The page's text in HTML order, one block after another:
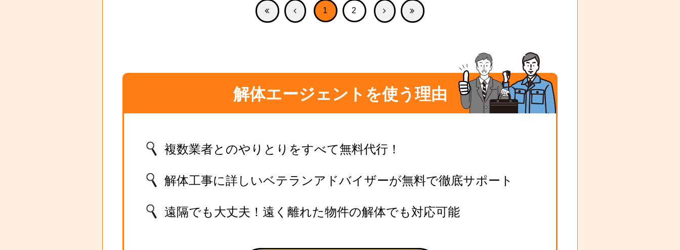
1 2
解体エージェントを使う理由
複数業者とのやりとりをすべて無料代行！
解体工事に詳しいベテランアドバイザーが無料で徹底サポート
遠隔でも大丈夫！遠く離れた物件の解体でも対応可能